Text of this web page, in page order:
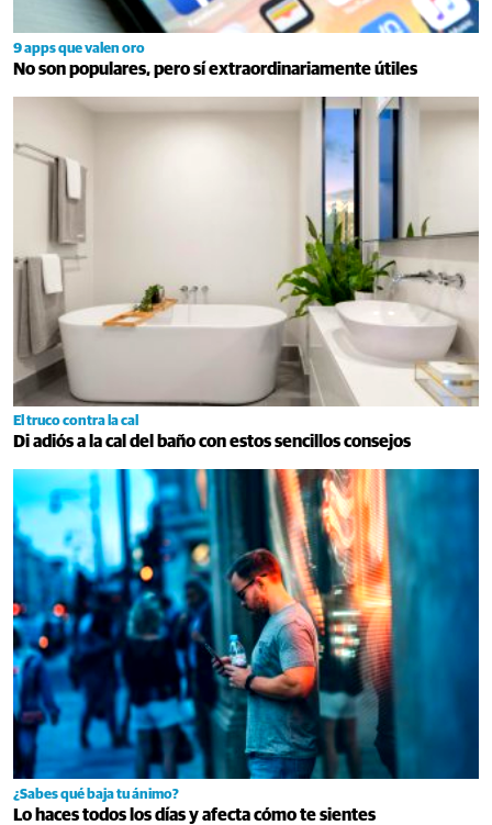
9 apps que valen oro
No son populares, pero sí extraordinariamente útiles
El truco contra la cal
Di adiós a la cal del baño con estos sencillos consejos
¿Sabes qué baja tu ánimo?
Lo haces todos los días y afecta cómo te sientes